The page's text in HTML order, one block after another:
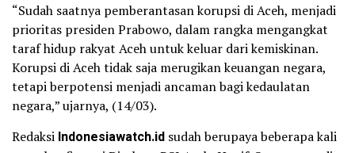
“Sudah saatnya pemberantasan korupsi di Aceh, menjadi
prioritas presiden Prabowo, dalam rangka mengangkat
taraf hidup rakyat Aceh untuk keluar dari kemiskinan.
Korupsi di Aceh tidak saja merugikan keuangan negara,
tetapi berpotensi menjadi ancaman bagi kedaulatan
negara,” ujarnya, (14/03).
Redaksi Indonesiawatch.id sudah berupaya beberapa kali